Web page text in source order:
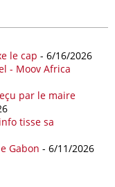
période, les
ont atteint 45,02
communs, afin
énergétiques en
tensions
sur le marché
la Première ministre
le cap - 6/16/2026
- Moov Africa
par le maire
tisse sa
Gabon - 6/11/2026